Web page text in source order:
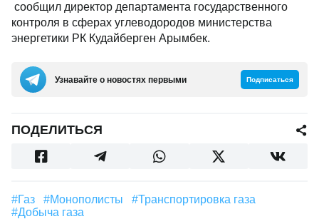
сообщил директор департамента государственного
контроля в сферах углеводородов министерства
энергетики РК Кудайберген Арымбек.
Узнавайте о новостях первыми Подписаться
ПОДЕЛИТЬСЯ
#газ #Монополисты
#Транспортировка газа
#Добыча газа